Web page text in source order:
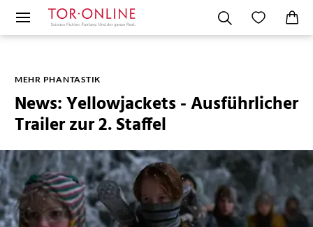
MEHR PHANTASTIK
News: Yellowjackets - Ausführlicher
Trailer zur 2. Staffel